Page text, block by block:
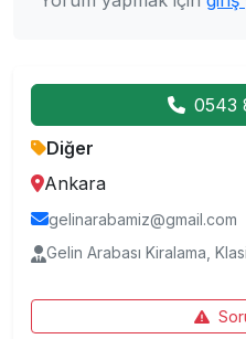
0543
Diğer
Ankara
gelinarabamiz@gmail.com
Gelin Arabası Kiralama,